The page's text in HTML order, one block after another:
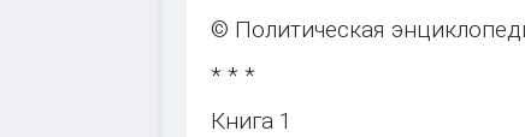
© Политическая
* * *
Книга 1